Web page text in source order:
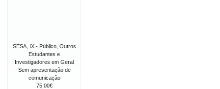
SESA, IX - Público, Outros
Estudantes e
Investigadores em Geral
Sem apresentação de
comunicação
75,00€